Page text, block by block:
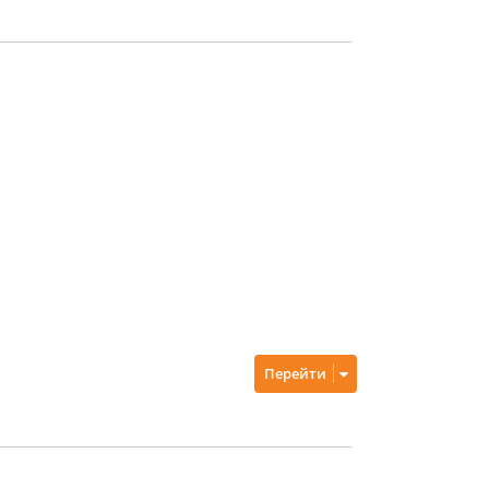
Перейти